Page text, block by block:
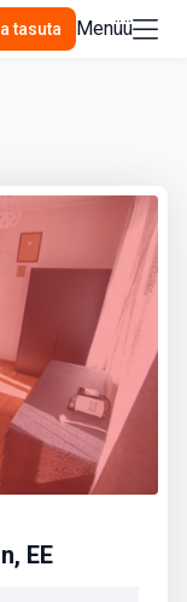
tasuta Menüü
EE